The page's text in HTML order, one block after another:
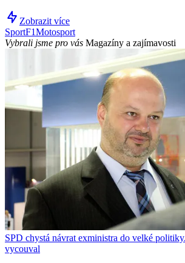
Zobrazit více
SportF1Motosport
Vybrali jsme pro vás Magazíny a zajímavosti
SPD chystá návrat exministra do velké
vycouval